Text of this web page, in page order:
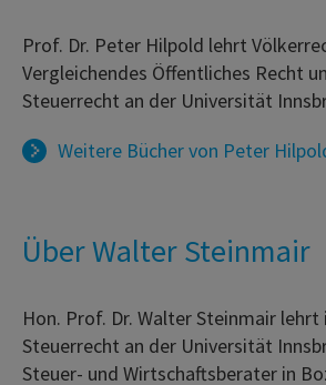
Prof. Dr. Peter Hilpold lehrt
Vergleichendes Öffentliches Recht
Steuerrecht an der Universität
Weitere Bücher von Peter
Über Walter Steinmair
Hon. Prof. Dr. Walter Steinmair lehrt
Steuerrecht an der Universität
Steuer- und Wirtschaftsberater in